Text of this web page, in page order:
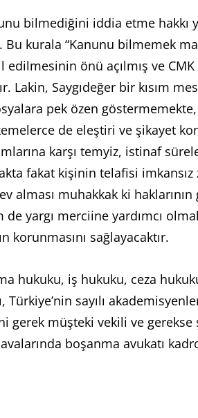
bilmediğini iddia etme hakkı
Bu kurala “Kanunu bilmemek
önü açılmış ve
Lakin, Saygıdeğer bir kısım
pek özen
de eleştiri ve şikayet
karşı temyiz, istinaf
fakat kişinin telafisi imkansız
muhakkak ki
merciine yardımcı
sağlayacaktır.
hukuku, iş hukuku, ceza
sayılı
gerek müşteki vekili ve
boşanma avukatı